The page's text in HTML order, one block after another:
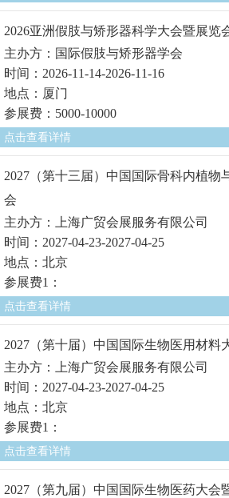
2026亚洲假肢与矫形器科学大会暨展览
主办方：国际假肢与矫形器学会
时间：2026-11-14-2026-11-16
地点：厦门
参展费：5000-10000
点击查看详情
2027（第十三届）中国国际骨科内植物
会
主办方：上海广贸会展服务有限公司
时间：2027-04-23-2027-04-25
地点：北京
参展费1：
点击查看详情
2027（第十届）中国国际生物医用材料
主办方：上海广贸会展服务有限公司
时间：2027-04-23-2027-04-25
地点：北京
参展费1：
点击查看详情
2027（第九届）中国国际生物医药大会